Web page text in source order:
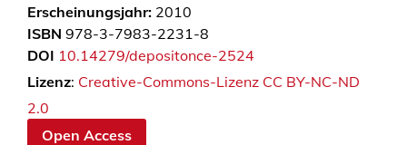
Erscheinungsjahr: 2010
ISBN 978-3-7983-2231-8
DOI 10.14279/depositonce-2524
Lizenz: Creative-Commons-Lizenz CC BY-NC-ND
2.0
Open Access